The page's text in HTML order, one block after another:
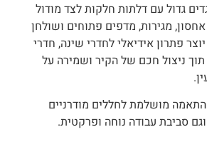
גדול עם דלתות חלקות לצד מודול
מגירות, מדפים פתוחים ושולחן
פתרון אידיאלי לחדרי שינה, חדרי
תוך ניצול חכם של הקיר ושמירה על
מושלמת לחללים מודרניים
סביבת עבודה נוחה ופרקטית.